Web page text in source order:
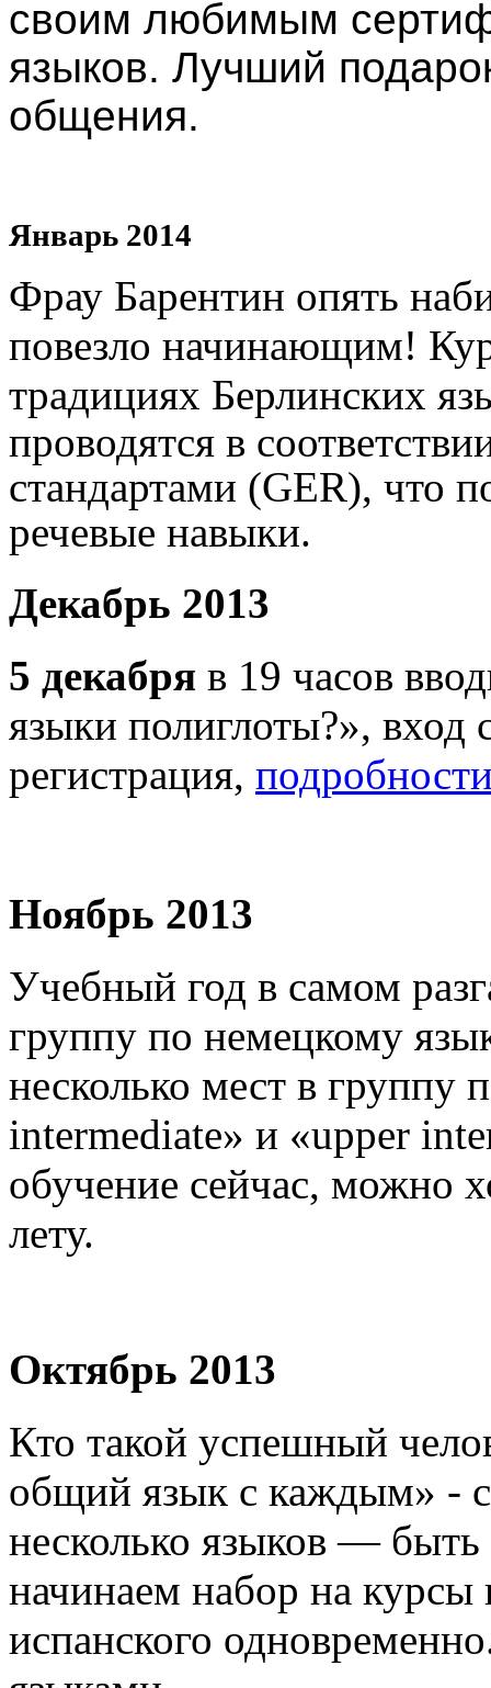
своим любимым
языков. Лучший
общения.
Январь 2014
Фрау Барентин опять
повезло начинающим!
традициях Берлинских
проводятся в
стандартами (GER), что
речевые навыки.
Декабрь 2013
5 декабря в 19 часов
языки полиглоты?», вход
регистрация,
Ноябрь 2013
Учебный год в самом
группу по немецкому
несколько мест в группу
intermediate» и «upper
обучение сейчас, можно
лету.
Октябрь 2013
Кто такой успешный
общий язык с каждым» -
несколько языков —
начинаем набор на курсы
испанского